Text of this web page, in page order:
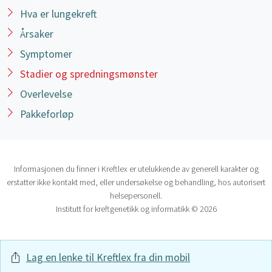
lungerotområdet; involverer ikke hele lungen
T2a – svulst > 3 cm men ≤ 5 cm i største
T2b – svulst > 5 cm men ≤ 7 cm i største
diameter
T3 – svulst > 7 cm, eller en av følgende:
perikard), mediastinale pleuraellernervus
phrenicus
svulst i hovedbronkus < 2 cm nedenfor karina,
men som ikke inkluderer karina
separat svulst i samme lapp
Hva er lungekreft
Årsaker
Symptomer
Stadier og spredningsmønster
Overlevelse
Pakkeforløp
Informasjonen du finner i Kreftlex er utelukkende av generell karakter og
erstatter ikke kontakt med, eller undersøkelse og behandling, hos autorisert
helsepersonell.
Institutt for kreftgenetikk og informatikk © 2026
Lag en lenke til Kreftlex fra din mobil